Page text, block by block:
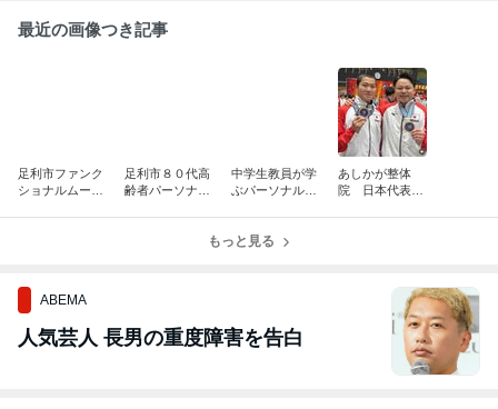
最近の画像つき記事
足利市ファンク
ショナルムーブ
足利市８０代高
齢者パーソナル
中学生教員が学
ぶパーソナルト
あしかが整体
院 日本代表選
もっと見る
ABEMA
人気芸人 長男の重度障害を告白